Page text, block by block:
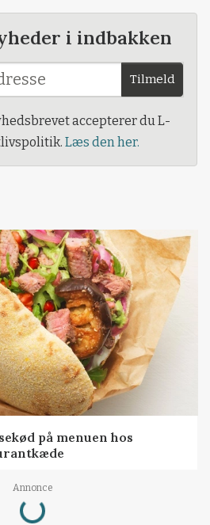
i indbakken
Tilmeld
accepterer du L-
Læs den her.
på menuen hos
Annonce
Loading...